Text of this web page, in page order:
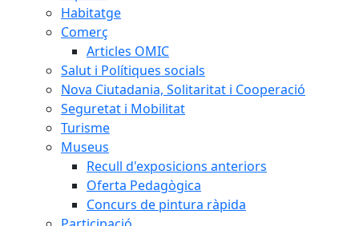
Habitatge
Comerç
Articles OMIC
Salut i Polítiques socials
Nova Ciutadania, Solitaritat i Cooperació
Seguretat i Mobilitat
Turisme
Museus
Recull d'exposicions anteriors
Oferta Pedagògica
Concurs de pintura ràpida